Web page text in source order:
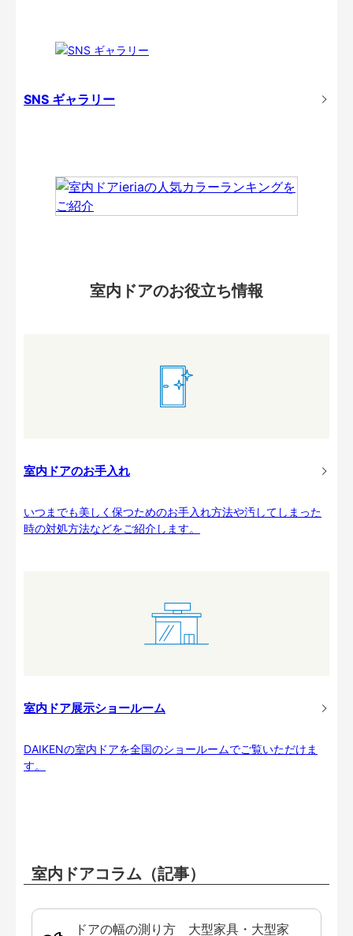
SNS ギャラリー
室内ドアのお役立ち情報
室内ドアのお手入れ
いつまでも美しく保つためのお手入れ方法や汚してしまった
時の対処方法などをご紹介します。
室内ドア展示ショールーム
DAIKENの室内ドアを全国のショールームでご覧いただけま
す。
室内ドアコラム（記事）
ドアの幅の測り方 大型家具・大型家